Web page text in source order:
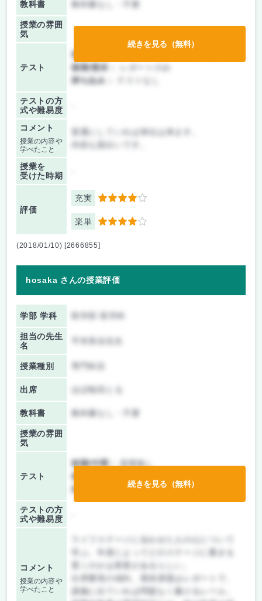
教科書 教科書なし・不要
授業の雰囲
気
テスト
前期/中間：
後期/期末：
持ち込み：
テストの方
式や難易度
コメント
授業の内容や
学べたこと
授業を
受けた時期
評価
充実 4
楽単 4
続きを見る（無料）
(2018/01/10) [2666855]
hosaka さんの授業評価
学部 学科
担当の先生
名
授業種別
出席 ほぼ毎回とる
教科書 教科書なし・不要
授業の雰囲
気
テスト
前期/中間：
授業無し
後期/期末：
テストなし
テストの方
式や難易度
コメント
授業の内容や
学べたこと
置くのかは変更があるらしい。
出席重視の傾向。期末課題はレポートで、
講義に出ていれば問題なく書けるレベル。
続きを見る（無料）